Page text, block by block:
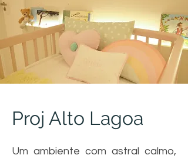
Proj Alto Lagoa
Um ambiente com astral calmo,